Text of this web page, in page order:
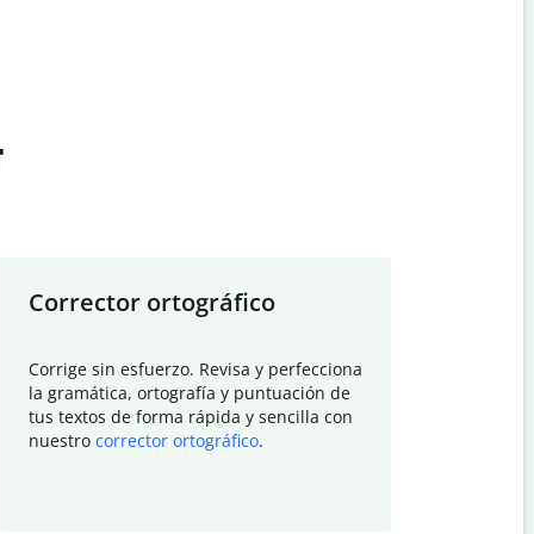
Corrector ortográfico
Corrige sin esfuerzo. Revisa y perfecciona
la gramática, ortografía y puntuación de
tus textos de forma rápida y sencilla con
nuestro corrector ortográfico.